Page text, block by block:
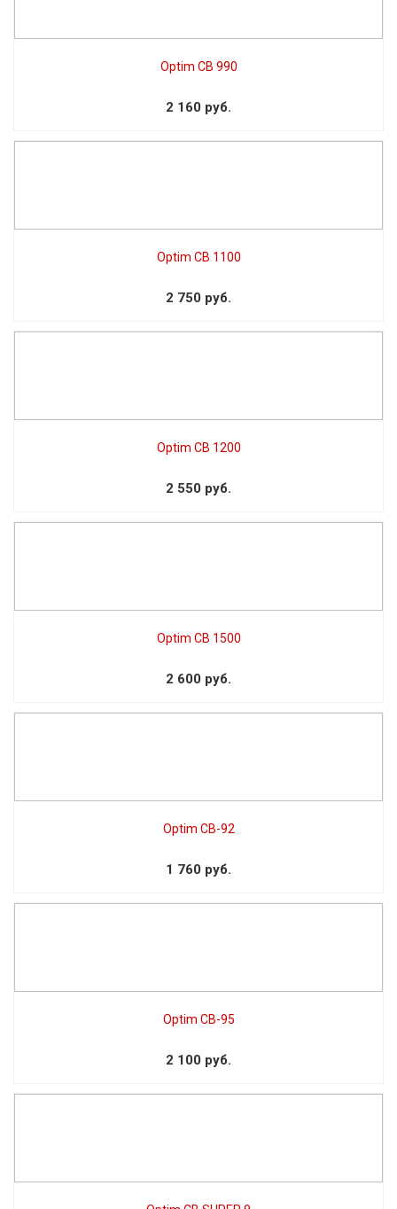
Optim СВ 990
2 160 руб.
Optim CB 1100
2 750 руб.
Optim CB 1200
2 550 руб.
Optim CB 1500
2 600 руб.
Optim CB-92
1 760 руб.
Optim CB-95
2 100 руб.